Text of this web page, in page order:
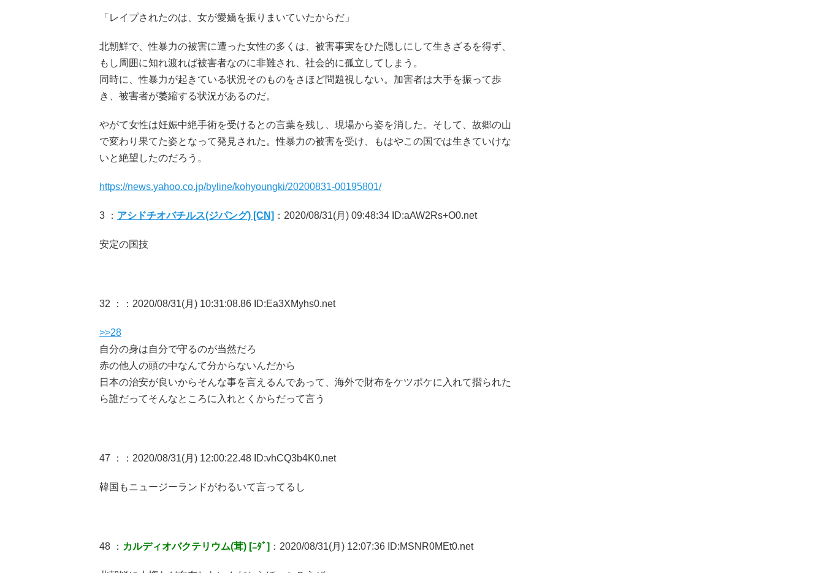
「レイプされたのは、女が愛嬌を振りまいていたからだ」
北朝鮮で、性暴力の被害に遭った女性の多くは、被害事実をひた隠しにして生きざるを得ず、
もし周囲に知れ渡れば被害者なのに非難され、社会的に孤立してしまう。
同時に、性暴力が起きている状況そのものをさほど問題視しない。加害者は大手を振って歩
き、被害者が萎縮する状況があるのだ。
やがて女性は妊娠中絶手術を受けるとの言葉を残し、現場から姿を消した。そして、故郷の山
で変わり果てた姿となって発見された。性暴力の被害を受け、もはやこの国では生きていけな
いと絶望したのだろう。
https://news.yahoo.co.jp/byline/kohyoungki/20200831-00195801/
3 ： アシドチオバチルス(ジパング) [CN] ：2020/08/31(月) 09:48:34 ID:aAW2Rs+O0.net
安定の国技
32 ： ：2020/08/31(月) 10:31:08.86 ID:Ea3XMyhs0.net
>>28
自分の身は自分で守るのが当然だろ
赤の他人の頭の中なんて分からないんだから
日本の治安が良いからそんな事を言えるんであって、海外で財布をケツポケに入れて摺られた
ら誰だってそんなところに入れとくからだって言う
47 ： ：2020/08/31(月) 12:00:22.48 ID:vhCQ3b4K0.net
韓国もニュージーランドがわるいて言ってるし
48 ： カルディオバクテリウム(茸) [ﾆﾀﾞ] ：2020/08/31(月) 12:07:36 ID:MSNR0MEt0.net